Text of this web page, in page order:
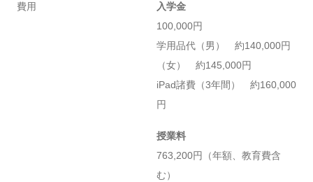
費用
入学金
100,000円
学用品代（男） 約140,000円
（女） 約145,000円
iPad諸費（3年間） 約160,000
円
授業料
763,200円（年額、教育費含
む）